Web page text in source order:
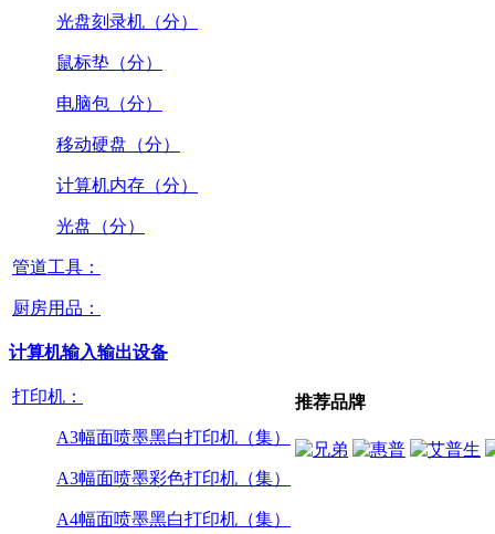
光盘刻录机（分）
鼠标垫（分）
电脑包（分）
移动硬盘（分）
计算机内存（分）
光盘（分）
管道工具：
厨房用品：
计算机输入输出设备
打印机：
A3幅面喷墨黑白打印机（集）
A3幅面喷墨彩色打印机（集）
A4幅面喷墨黑白打印机（集）
推荐品牌